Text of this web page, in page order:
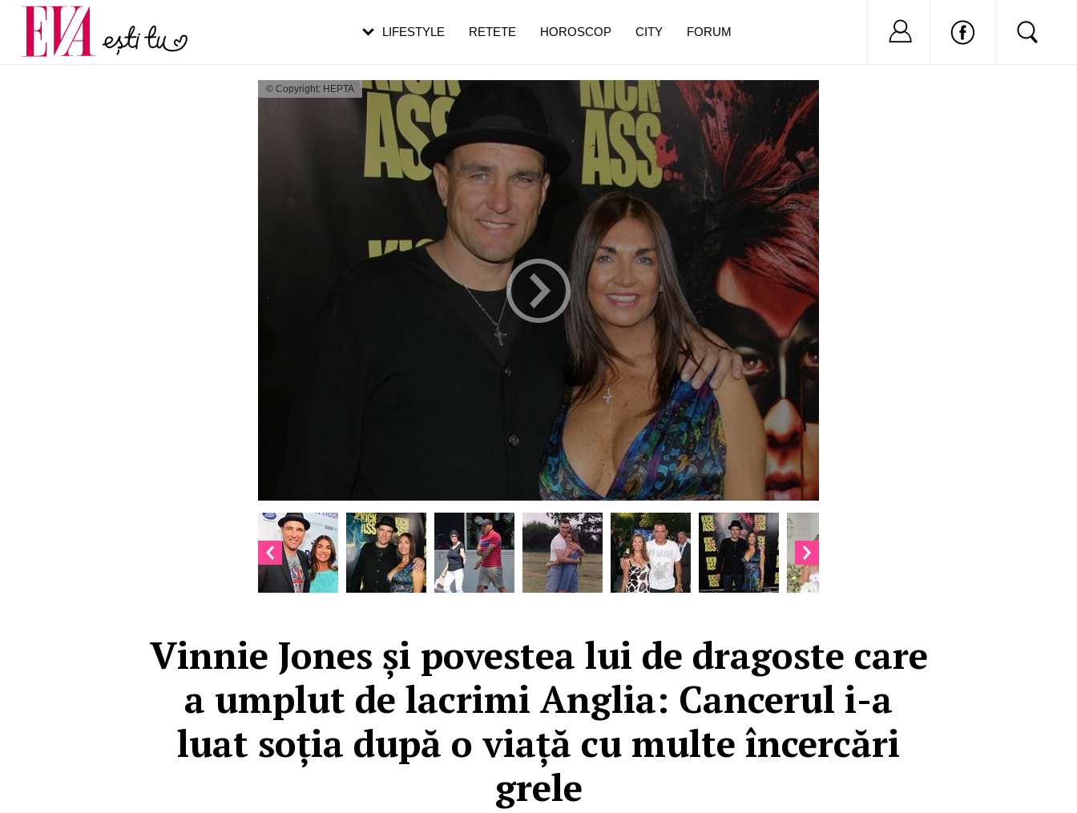
© Copyright: HEPTA
Vinnie Jones și povestea lui de dragoste care
a umplut de lacrimi Anglia: Cancerul i-a
luat soția după o viață cu multe încercări
grele
LIFESTYLE RETETE HOROSCOP CITY FORUM Nu ai cont?
Carieră
Actualitate
pe măsură ce înaintezi în vârstă